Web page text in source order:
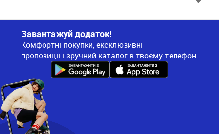
Завантажуй додаток!
Комфортні покупки, ексклюзивні
пропозиції і зручний каталог в твоєму телефоні